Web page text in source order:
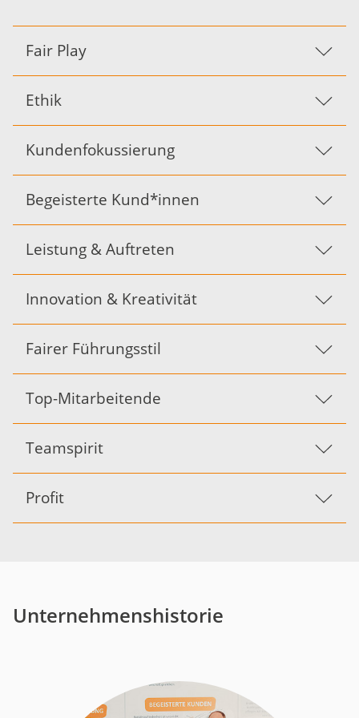
Fair Play
Ethik
Kundenfokussierung
Begeisterte Kund*innen
Leistung & Auftreten
Innovation & Kreativität
Fairer Führungsstil
Top-Mitarbeitende
Teamspirit
Profit
Unternehmenshistorie